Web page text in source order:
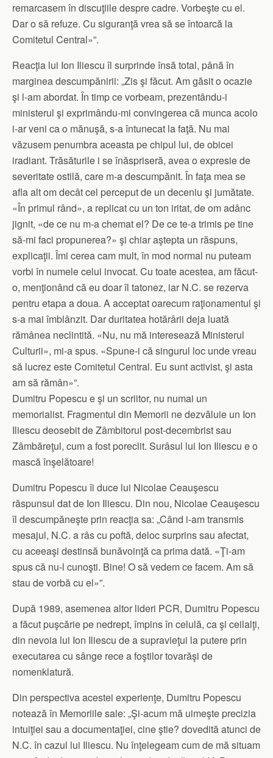
remarcasem în discuţiile despre cadre. Vorbeşte cu el.
Dar o să refuze. Cu siguranţă vrea să se întoarcă la
Comitetul Central»”.
Reacţia lui Ion Iliescu îl surprinde însă total, până în
marginea descumpănirii: „Zis şi făcut. Am găsit o ocazie
şi l-am abordat. În timp ce vorbeam, prezentându-i
ministerul şi exprimându-mi convingerea că munca acolo
i-ar veni ca o mănuşă, s-a întunecat la faţă. Nu mai
văzusem penumbra aceasta pe chipul lui, de obicei
iradiant. Trăsăturile i se înăspriseră, avea o expresie de
severitate ostilă, care m-a descumpănit. În faţa mea se
afla alt om decât cel perceput de un deceniu şi jumătate.
«În primul rând», a replicat cu un ton iritat, de om adânc
jignit, «de ce nu m-a chemat el? De ce te-a trimis pe tine
să-mi faci propunerea?» şi chiar aştepta un răspuns,
explicaţii. Îmi cerea cam mult, în mod normal nu puteam
vorbi în numele celui invocat. Cu toate acestea, am făcut-
o, menţionând că eu doar îl tatonez, iar N.C. se rezerva
pentru etapa a doua. A acceptat oarecum raţionamentul şi
s-a mai îmblânzit. Dar duritatea hotărârii deja luată
rămânea neclintită. «Nu, nu mă interesează Ministerul
Culturii», mi-a spus. «Spune-i că singurul loc unde vreau
să lucrez este Comitetul Central. Eu sunt activist, şi asta
am să rămân»”.
Dumitru Popescu e şi un scriitor, nu numai un
memorialist. Fragmentul din Memorii ne dezvăluie un Ion
Iliescu deosebit de Zâmbitorul post-decembrist sau
Zâmbăreţul, cum a fost poreclit. Surâsul lui Ion Iliescu e o
mască înşelătoare!
Dumitru Popescu îi duce lui Nicolae Ceauşescu
răspunsul dat de Ion Iliescu. Din nou, Nicolae Ceauşescu
îl descumpăneşte prin reacţia sa: „Când i-am transmis
mesajul, N.C. a râs cu poftă, deloc surprins sau afectat,
cu aceeaşi destinsă bunăvoinţă ca prima dată. «Ţi-am
spus că nu-l cunoşti. Bine! O să vedem ce facem. Am să
stau de vorbă cu el»”.
După 1989, asemenea altor lideri PCR, Dumitru Popescu
a făcut puşcărie pe nedrept, împins în celulă, ca şi ceilalţi,
din nevoia lui Ion Iliescu de a supravieţui la putere prin
executarea cu sânge rece a foştilor tovarăşi de
nomenklatură.
Din perspectiva acestei experienţe, Dumitru Popescu
notează în Memoriile sale: „Şi-acum mă uimeşte precizia
intuiţiei sau a documentaţiei, cine ştie? dovedită atunci de
N.C. în cazul lui Iliescu. Nu înţelegeam cum de mă situam